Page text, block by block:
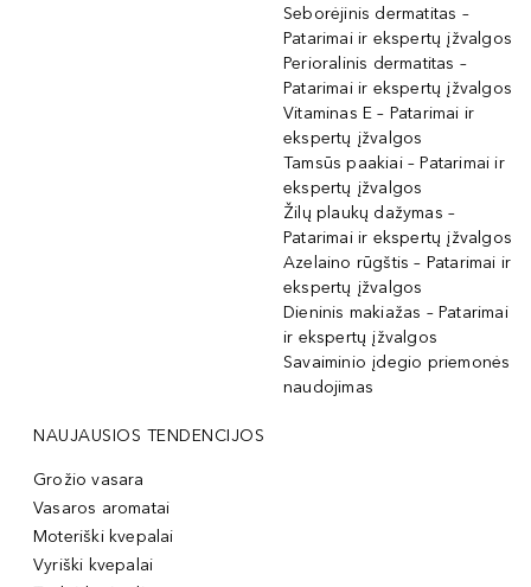
Seborėjinis dermatitas –
Patarimai ir ekspertų įžvalgos
Perioralinis dermatitas –
Patarimai ir ekspertų įžvalgos
Vitaminas E – Patarimai ir
ekspertų įžvalgos
Tamsūs paakiai – Patarimai ir
ekspertų įžvalgos
Žilų plaukų dažymas –
Patarimai ir ekspertų įžvalgos
Azelaino rūgštis – Patarimai ir
ekspertų įžvalgos
Dieninis makiažas – Patarimai
ir ekspertų įžvalgos
Savaiminio įdegio priemonės
naudojimas
NAUJAUSIOS TENDENCIJOS
Grožio vasara
Vasaros aromatai
Moteriški kvepalai
Vyriški kvepalai